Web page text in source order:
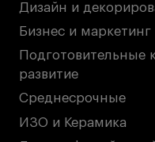
Политика
Публичная оферта
Дизайн и
Бизнес и маркетинг
Подготовительные
развитие
Среднесрочные
ИЗО и Керамика